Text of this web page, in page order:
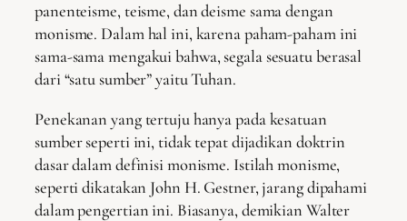
panenteisme, teisme, dan deisme sama dengan
monisme. Dalam hal ini, karena paham-paham ini
sama-sama mengakui bahwa, segala sesuatu berasal
dari “satu sumber” yaitu Tuhan.
Penekanan yang tertuju hanya pada kesatuan
sumber seperti ini, tidak tepat dijadikan doktrin
dasar dalam definisi monisme. Istilah monisme,
seperti dikatakan John H. Gestner, jarang dipahami
dalam pengertian ini. Biasanya, demikian Walter